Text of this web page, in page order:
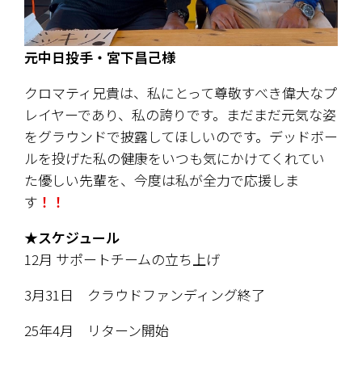
元中日投手・宮下昌己様
クロマティ兄貴は、私にとって尊敬すべき偉大なプ
レイヤーであり、私の誇りです。まだまだ元気な姿
をグラウンドで披露してほしいのです。デッドボー
ルを投げた私の健康をいつも気にかけてくれてい
た優しい先輩を、今度は私が全力で応援しま
す ！！
★スケジュール
12月 サポートチームの立ち上げ
3月31日　クラウドファンディング終了
25年4月　リターン開始